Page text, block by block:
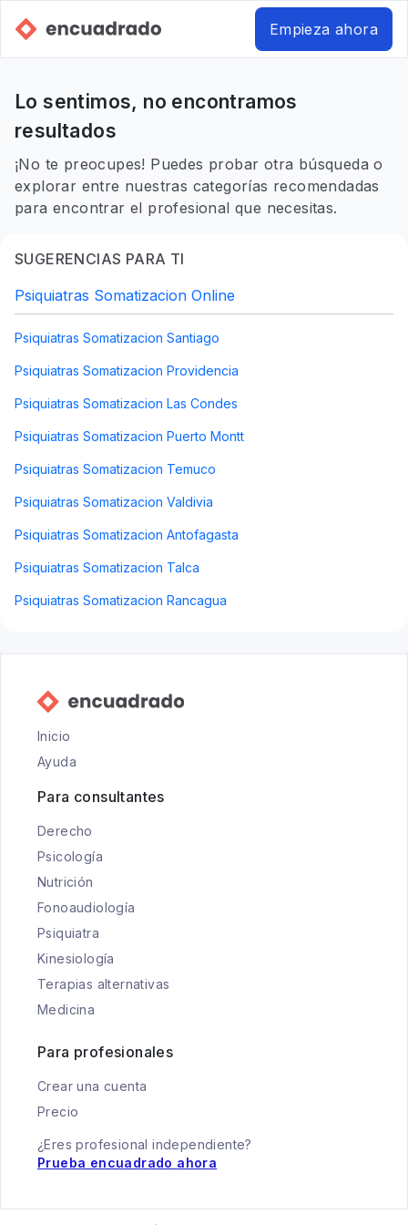
Empieza ahora
Lo sentimos, no encontramos
resultados
¡No te preocupes! Puedes probar otra búsqueda o
explorar entre nuestras categorías recomendadas
para encontrar el profesional que necesitas.
SUGERENCIAS PARA TI
Psiquiatras Somatizacion Online
Psiquiatras Somatizacion Santiago
Psiquiatras Somatizacion Providencia
Psiquiatras Somatizacion Las Condes
Psiquiatras Somatizacion Puerto Montt
Psiquiatras Somatizacion Temuco
Psiquiatras Somatizacion Valdivia
Psiquiatras Somatizacion Antofagasta
Psiquiatras Somatizacion Talca
Psiquiatras Somatizacion Rancagua
Inicio
Ayuda
Para consultantes
Derecho
Psicología
Nutrición
Fonoaudiología
Psiquiatra
Kinesiología
Terapias alternativas
Medicina
Para profesionales
Crear una cuenta
Precio
¿Eres profesional independiente?
Prueba encuadrado ahora